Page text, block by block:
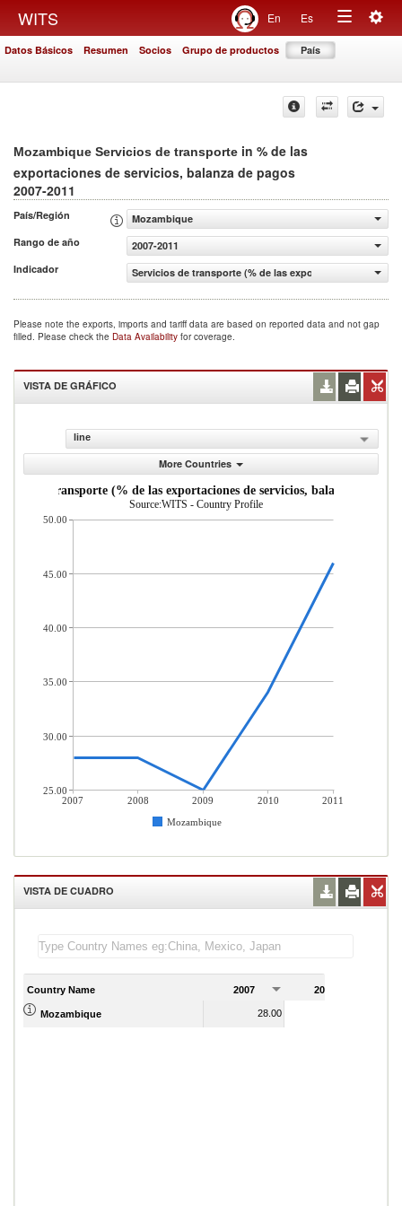
WITS En Es
Toggle
Datos Básicos Resumen Socios Grupo de productos País
Mozambique Servicios de transporte in % de las
exportaciones de servicios, balanza de pagos
2007-2011
País/Región
Mozambique
Rango de año
2007-2011
Indicador
Servicios de transporte (% de las exportaciones de
Please note the exports, imports and tariff data are based on reported data and not gap
filled. Please check the Data Availability for coverage.
VISTA DE GRÁFICO
line
More Countries
de transporte (% de las exportaciones de servicios, balanza de
Source:WITS - Country Profile
2007 2008 2009 2010
2011
Mozambique
50.00
45.00
40.00
35.00
30.00
25.00
VISTA DE CUADRO
Country Name 2007 2008
Mozambique 28.00